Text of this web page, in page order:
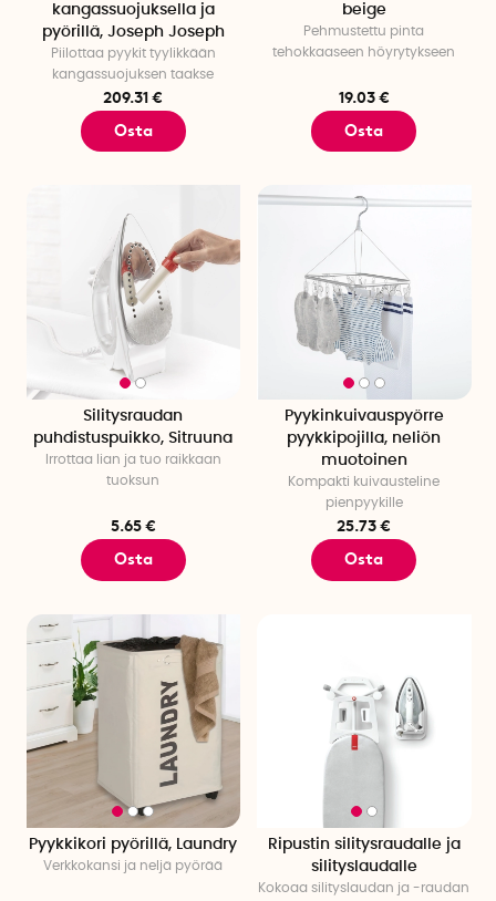
kangassuojuksella ja
pyörillä, Joseph Joseph
Piilottaa pyykit tyylikkään
kangassuojuksen taakse
209.31 €
Osta
beige
Pehmustettu pinta
tehokkaaseen höyrytykseen
19.03 €
Osta
Silitysraudan
puhdistuspuikko, Sitruuna
Irrottaa lian ja tuo raikkaan
tuoksun
5.65 €
Osta
Pyykinkuivauspyörre
pyykkipojilla, neliön
muotoinen
Kompakti kuivausteline
pienpyykille
25.73 €
Osta
Pyykkikori pyörillä, Laundry
Verkkokansi ja neljä pyörää
Ripustin silitysraudalle ja
silityslaudalle
Kokoaa silityslaudan ja -raudan